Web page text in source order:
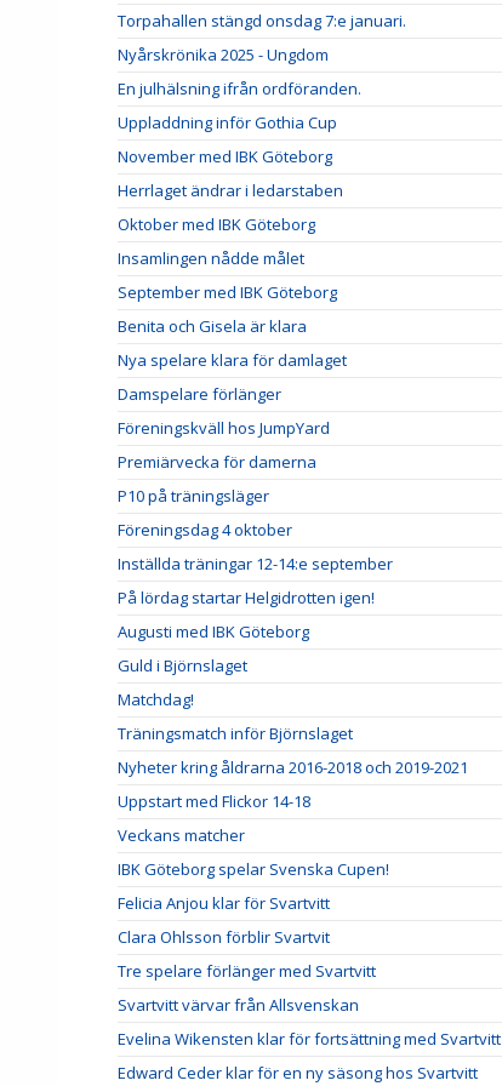
Torpahallen stängd onsdag 7:e januari.
Nyårskrönika 2025 - Ungdom
En julhälsning ifrån ordföranden.
Uppladdning inför Gothia Cup
November med IBK Göteborg
Herrlaget ändrar i ledarstaben
Oktober med IBK Göteborg
Insamlingen nådde målet
September med IBK Göteborg
Benita och Gisela är klara
Nya spelare klara för damlaget
Damspelare förlänger
Föreningskväll hos JumpYard
Premiärvecka för damerna
P10 på träningsläger
Föreningsdag 4 oktober
Inställda träningar 12-14:e september
På lördag startar Helgidrotten igen!
Augusti med IBK Göteborg
Guld i Björnslaget
Matchdag!
Träningsmatch inför Björnslaget
Nyheter kring åldrarna 2016-2018 och 2019-2021
Uppstart med Flickor 14-18
Veckans matcher
IBK Göteborg spelar Svenska Cupen!
Felicia Anjou klar för Svartvitt
Clara Ohlsson förblir Svartvit
Tre spelare förlänger med Svartvitt
Svartvitt värvar från Allsvenskan
Evelina Wikensten klar för fortsättning med Svartvitt
Edward Ceder klar för en ny säsong hos Svartvitt